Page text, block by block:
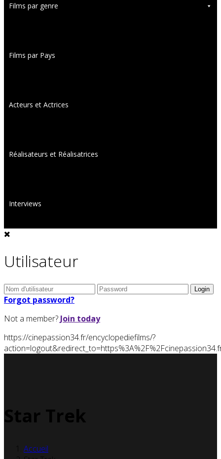
Films par genre
Films par Pays
Acteurs et Actrices
Réalisateurs et Réalisatrices
Interviews
Utilisateur
Forgot password?
Not a member? Join today
https://cinepassion34.fr/encyclopediefilms/?
Star Trek
Accueil